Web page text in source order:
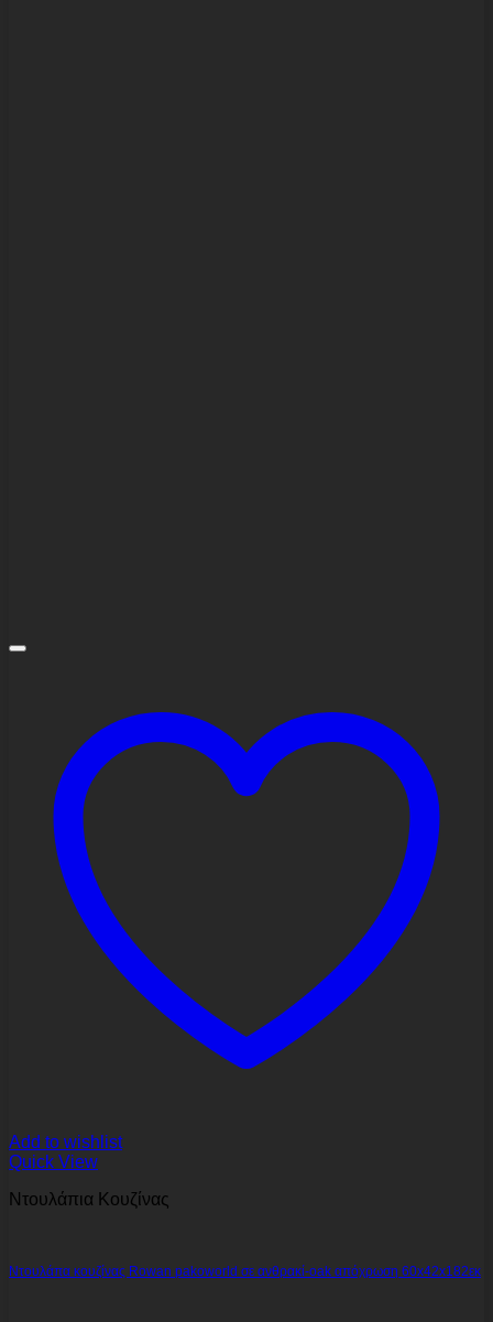
Add to wishlist
Quick View
Ντουλάπια Κουζίνας
Ντουλάπα κουζίνας Rowan pakoworld σε ανθρακί-oak απόχρωση 60x42x182εκ